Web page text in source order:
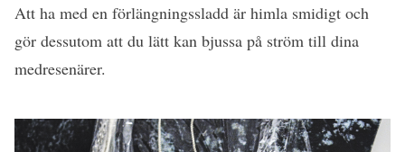
Att ha med en förlängningssladd är himla smidigt och
gör dessutom att du lätt kan bjussa på ström till dina
medresenärer.